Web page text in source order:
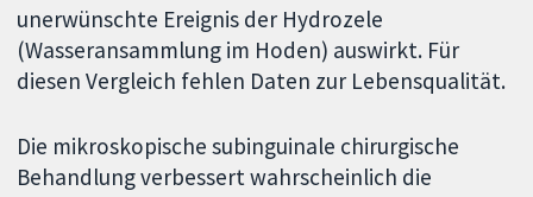
unerwünschte Ereignis der Hydrozele
(Wasseransammlung im Hoden) auswirkt. Für
diesen Vergleich fehlen Daten zur Lebensqualität.
Die mikroskopische subinguinale chirurgische
Behandlung verbessert wahrscheinlich die